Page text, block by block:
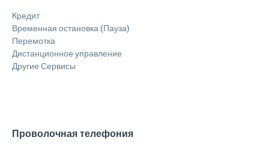
Кредит
Временная остановка (Пауза)
Перемотка
Дистанционное управление
Другие Сервисы
Проволочная телефония